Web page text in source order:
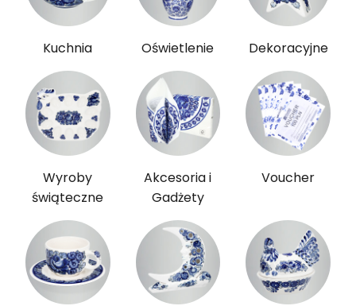
Kuchnia Oświetlenie Dekoracyjne
Wyroby
świąteczne
Akcesoria i
Gadżety
Voucher